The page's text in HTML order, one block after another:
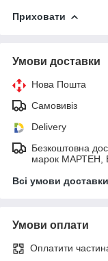
Приховати
Умови доставки
Нова Пошта
Самовивіз
Delivery
Безкоштовна
марок МАРТЕН,
Всі умови доставки
Умови оплати
Оплатити